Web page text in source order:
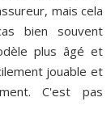
mais cela
bien souvent
plus âgé et
jouable et
C'est pas